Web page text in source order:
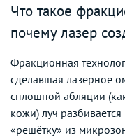
Что такое
почему лазер
Фракционная
сделавшая лазерное
сплошной абляции
кожи) луч
«решётку» из